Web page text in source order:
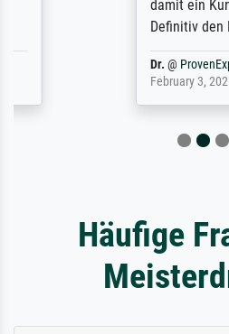
damit ein Kunstwerk im
Definitiv den Pre...
ProvenExpert
February 3, 2026
Häufige